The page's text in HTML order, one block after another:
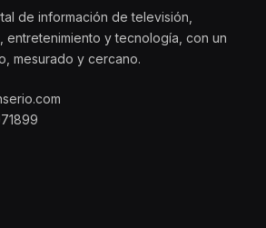
de información de televisión,
entretenimiento y tecnología, con un
mesurado y cercano.